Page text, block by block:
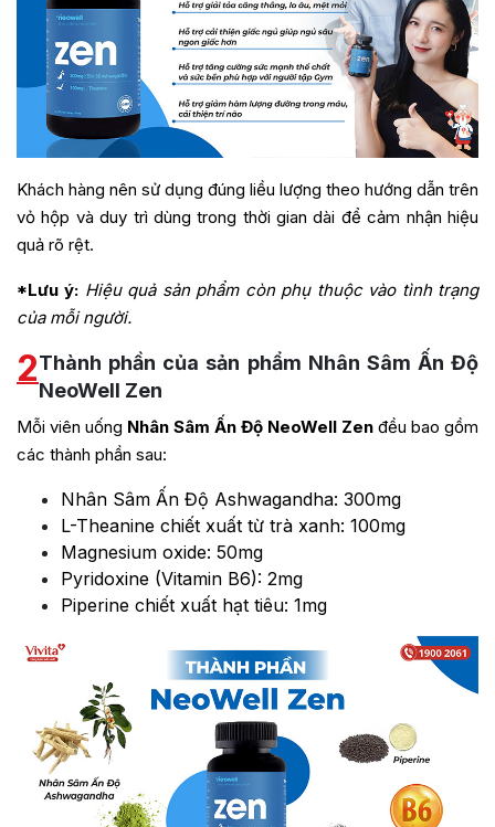
Khách hàng nên sử dụng đúng liều lượng theo hướng dẫn trên
vỏ hộp và duy trì dùng trong thời gian dài để cảm nhận hiệu
quả rõ rệt.
*Lưu ý: Hiệu quả sản phẩm còn phụ thuộc vào tình trạng
của mỗi người.
2Thành phần của sản phẩm Nhân Sâm Ấn Độ
NeoWell Zen
Mỗi viên uống Nhân Sâm Ấn Độ NeoWell Zen đều bao gồm
các thành phần sau:
Nhân Sâm Ấn Độ Ashwagandha: 300mg
L-Theanine chiết xuất từ trà xanh: 100mg
Magnesium oxide: 50mg
Pyridoxine (Vitamin B6): 2mg
Piperine chiết xuất hạt tiêu: 1mg